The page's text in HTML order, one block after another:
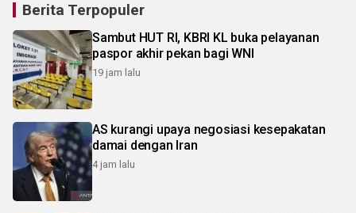
Berita Terpopuler
Sambut HUT RI, KBRI KL buka pelayanan
paspor akhir pekan bagi WNI
19 jam lalu
AS kurangi upaya negosiasi kesepakatan
damai dengan Iran
4 jam lalu